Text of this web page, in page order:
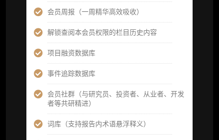
会员周报（一周精华高效吸收）
解锁查阅本会员权限的栏目历史内容
项目融资数据库
事件追踪数据库
会员社群（与研究员、投资者、从业者、开发
者等共研精进）
词库（支持报告内术语悬浮释义）
立即开通
机构高级年度服务会员
获得专业团队定制研究支持
¥ 59800